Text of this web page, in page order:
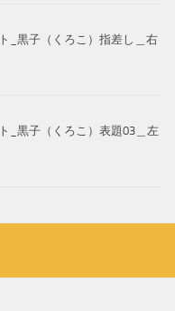
_黒子（くろこ）指差し＿右
_黒子（くろこ）表題03＿左